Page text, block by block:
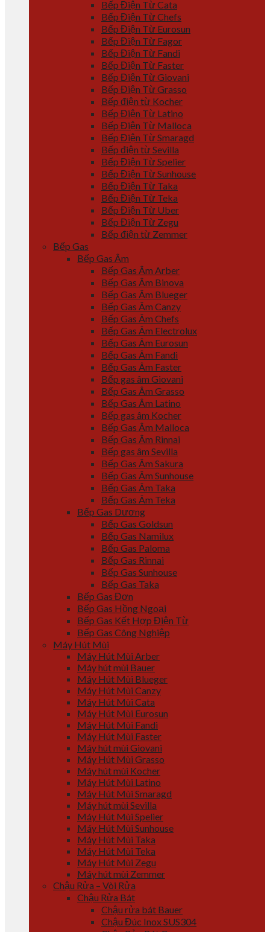
Bếp Điện Từ Cata
Bếp Điện Từ Chefs
Bếp Điện Từ Eurosun
Bếp Điện Từ Fagor
Bếp Điện Từ Fandi
Bếp Điện Từ Faster
Bếp Điện Từ Giovani
Bếp Điện Từ Grasso
Bếp điện từ Kocher
Bếp Điện Từ Latino
Bếp Điện Từ Malloca
Bếp Điện Từ Smaragd
Bếp điện từ Sevilla
Bếp Điện Từ Spelier
Bếp Điện Từ Sunhouse
Bếp Điện Từ Taka
Bếp Điện Từ Teka
Bếp Điện Từ Uber
Bếp Điện Từ Zegu
Bếp điện từ Zemmer
Bếp Gas
Bếp Gas Âm
Bếp Gas Âm Arber
Bếp Gas Âm Binova
Bếp Gas Âm Blueger
Bếp Gas Âm Canzy
Bếp Gas Âm Chefs
Bếp Gas Âm Electrolux
Bếp Gas Âm Eurosun
Bếp Gas Âm Fandi
Bếp Gas Âm Faster
Bếp gas âm Giovani
Bếp Gas Âm Grasso
Bếp Gas Âm Latino
Bếp gas âm Kocher
Bếp Gas Âm Malloca
Bếp Gas Âm Rinnai
Bếp gas âm Sevilla
Bếp Gas Âm Sakura
Bếp Gas Âm Sunhouse
Bếp Gas Âm Taka
Bếp Gas Âm Teka
Bếp Gas Dương
Bếp Gas Goldsun
Bếp Gas Namilux
Bếp Gas Paloma
Bếp Gas Rinnai
Bếp Gas Sunhouse
Bếp Gas Taka
Bếp Gas Đơn
Bếp Gas Hồng Ngoại
Bếp Gas Kết Hợp Điện Từ
Bếp Gas Công Nghiệp
Máy Hút Mùi
Máy Hút Mùi Arber
Máy hút mùi Bauer
Máy Hút Mùi Blueger
Máy Hút Mùi Canzy
Máy Hút Mùi Cata
Máy Hút Mùi Eurosun
Máy Hút Mùi Fandi
Máy Hút Mùi Faster
Máy hút mùi Giovani
Máy Hút Mùi Grasso
Máy hút mùi Kocher
Máy Hút Mùi Latino
Máy Hút Mùi Smaragd
Máy hút mùi Sevilla
Máy Hút Mùi Spelier
Máy Hút Mùi Sunhouse
Máy Hút Mùi Taka
Máy Hút Mùi Teka
Máy Hút Mùi Zegu
Máy hút mùi Zemmer
Chậu Rửa – Vòi Rửa
Chậu Rửa Bát
Chậu rửa bát Bauer
Chậu Đúc Inox SUS304